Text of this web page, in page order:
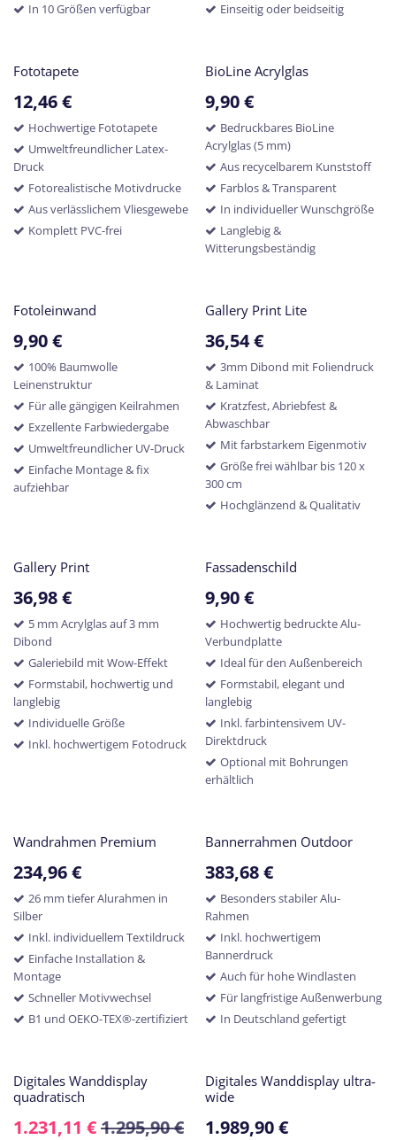
In 10 Größen verfügbar
Einseitig oder beidseitig
Fototapete
12,46€
Hochwertige Fototapete
Umweltfreundlicher Latex-
Druck
Fotorealistische Motivdrucke
Aus verlässlichem Vliesgewebe
Komplett PVC-frei
BioLine Acrylglas
9,90€
Bedruckbares BioLine
Acrylglas (5 mm)
Aus recycelbarem Kunststoff
Farblos & Transparent
In individueller Wunschgröße
Langlebig &
Witterungsbeständig
Fotoleinwand
9,90€
100% Baumwolle
Leinenstruktur
Für alle gängigen Keilrahmen
Exzellente Farbwiedergabe
Umweltfreundlicher UV-Druck
Einfache Montage & fix
aufziehbar
Gallery Print Lite
36,54€
3mm Dibond mit Foliendruck
& Laminat
Kratzfest, Abriebfest &
Abwaschbar
Mit farbstarkem Eigenmotiv
Größe frei wählbar bis 120 x
300 cm
Hochglänzend & Qualitativ
Gallery Print
36,98€
5 mm Acrylglas auf 3 mm
Dibond
Galeriebild mit Wow-Effekt
Formstabil, hochwertig und
langlebig
Individuelle Größe
Inkl. hochwertigem Fotodruck
​Fassadenschild
9,90€
Hochwertig bedruckte Alu-
Verbundplatte
Ideal für den Außenbereich
Formstabil, elegant und
langlebig
Inkl. farbintensivem UV-
Direktdruck
Optional mit Bohrungen
erhältlich
Wandrahmen Premium
234,96€
26 mm tiefer Alurahmen in
Silber
Inkl. individuellem Textildruck
Einfache Installation &
Montage
Schneller Motivwechsel
B1 und OEKO-TEX®-zertifiziert
Bannerrahmen Outdoor
383,68€
Besonders stabiler Alu-
Rahmen
Inkl. hochwertigem
Bannerdruck
Auch für hohe Windlasten
Für langfristige Außenwerbung
In Deutschland gefertigt
Digitales Wanddisplay
quadratisch
1.231,11 €1.295,90€
Digitales Wanddisplay ultra-
wide
1.989,90€